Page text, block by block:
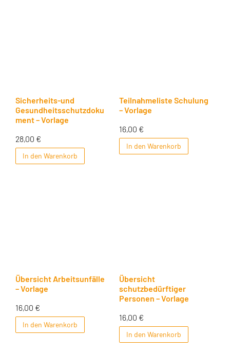
Sicherheits-und
Gesundheitsschutzdoku
ment – Vorlage
28,00 €
In den Warenkorb
Teilnahmeliste Schulung
– Vorlage
16,00 €
In den Warenkorb
Übersicht Arbeitsunfälle
– Vorlage
16,00 €
In den Warenkorb
Übersicht
schutzbedürftiger
Personen – Vorlage
16,00 €
In den Warenkorb